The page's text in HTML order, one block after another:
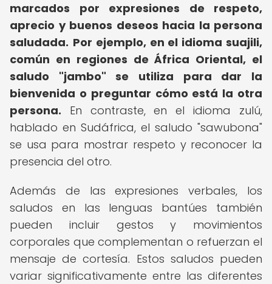
marcados por expresiones de respeto,
aprecio y buenos deseos hacia la persona
saludada. Por ejemplo, en el idioma suajili,
común en regiones de África Oriental, el
saludo "jambo" se utiliza para dar la
bienvenida o preguntar cómo está la otra
persona. En contraste, en el idioma zulú,
hablado en Sudáfrica, el saludo "sawubona"
se usa para mostrar respeto y reconocer la
presencia del otro.
Además de las expresiones verbales, los
saludos en las lenguas bantúes también
pueden incluir gestos y movimientos
corporales que complementan o refuerzan el
mensaje de cortesía. Estos saludos pueden
variar significativamente entre las diferentes